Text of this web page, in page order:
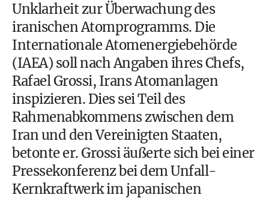
Unklarheit zur Überwachung des
iranischen Atomprogramms. Die
Internationale Atomenergiebehörde
(IAEA) soll nach Angaben ihres Chefs,
Rafael Grossi, Irans Atomanlagen
inspizieren. Dies sei Teil des
Rahmenabkommens zwischen dem
Iran und den Vereinigten Staaten,
betonte er. Grossi äußerte sich bei einer
Pressekonferenz bei dem Unfall-
Kernkraftwerk im japanischen